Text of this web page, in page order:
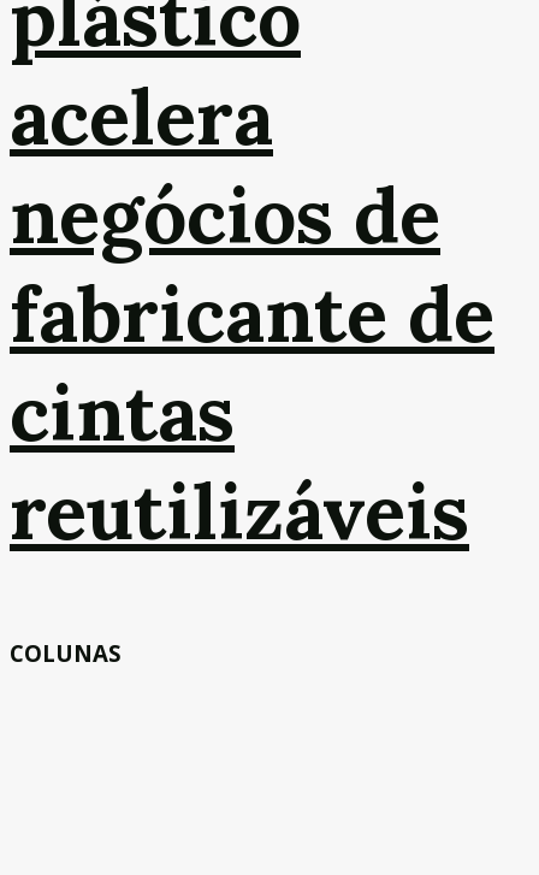
acelera
negócios de
fabricante de
cintas
reutilizáveis
COLUNAS